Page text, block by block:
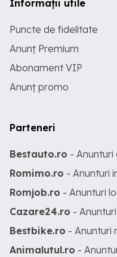
Informații utile
Puncte de fidelitate
Anunț Premium
Abonament VIP
Anunț promo
Parteneri
Bestauto.ro -
Romimo.ro - Anunturi
Romjob.ro - Anunturi
Cazare24.ro -
Bestbike.ro - Anunturi
Animalutul.ro -